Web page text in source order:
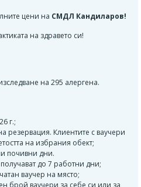
цени на СМДЛ Кандиларов!
на здравето си!
на 295 алергена.
г.;
резервация. Клиентите с ваучери
на избрания обект;
почивни дни.
получават до 7 работни дни;
ваучер на място;